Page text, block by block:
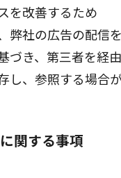
を改善するため
弊社の広告の配信
づき、第三者を経
し、参照する場合が
関する事項